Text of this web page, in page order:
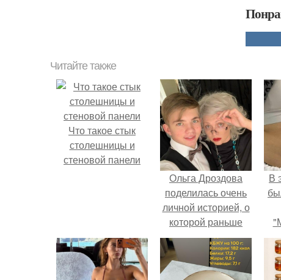
Читайте также
Что такое стык
столешницы и
стеновой панели
Ольга Дроздова
поделилась очень
личной историей, о
которой раньше
почти не говорила.
В